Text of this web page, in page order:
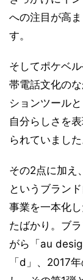
への注目が高
す。
そしてポケベ
帯電話文化の
ションツール
自分らしさを
られていました
その2点に加え
というブラン
事業を一本化
たばかり。ブ
がら「au
「d」、2017